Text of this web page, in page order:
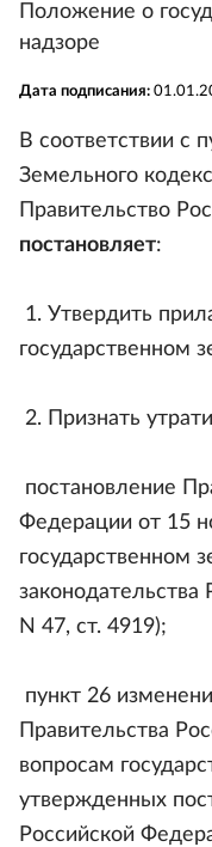
Положение о
надзоре
Дата подписания:
В соответствии с
Земельного
Правительство
постановляет:
1. Утвердить
государственном
2. Признать
постановление
Федерации от 15
государственном
N 47, ст. 4919);
пункт 26
Правительства
вопросам
утвержденных
Российской